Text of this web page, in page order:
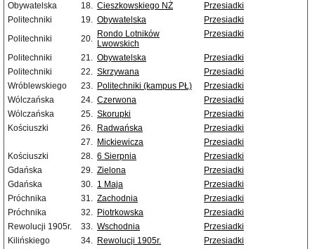
Obywatelska
18. Cieszkowskiego NŻ
Przesiadki
Politechniki
19. Obywatelska
Przesiadki
Politechniki
20. Rondo Lotników
Lwowskich
Przesiadki
Politechniki 21. Obywatelska
Przesiadki
Politechniki
22. Skrzywana
Przesiadki
Wróblewskiego
23. Politechniki (kampus PŁ)
Przesiadki
Wólczańska
24. Czerwona
Przesiadki
Wólczańska
25. Skorupki
Przesiadki
Kościuszki
26. Radwańska
Przesiadki
27. Mickiewicza
Przesiadki
Kościuszki
28. 6 Sierpnia
Przesiadki
Gdańska
29. Zielona
Przesiadki
Gdańska
30. 1 Maja
Przesiadki
Próchnika
31. Zachodnia
Przesiadki
Próchnika
32. Piotrkowska
Przesiadki
Rewolucji 1905r.
33. Wschodnia
Przesiadki
Kilińskiego
34. Rewolucji 1905r.
Przesiadki